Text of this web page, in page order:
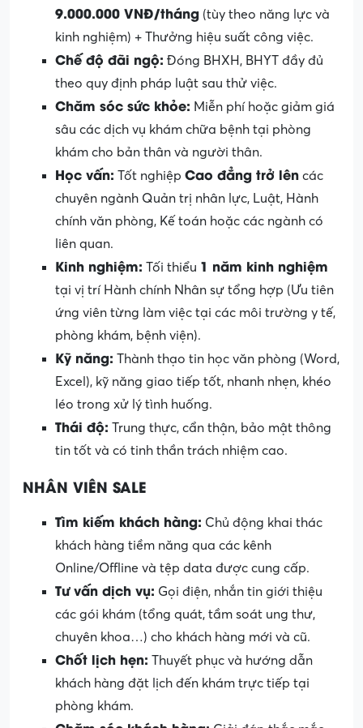
9.000.000 VNĐ/tháng (tùy theo năng lực và
kinh nghiệm) + Thưởng hiệu suất công việc.
Chế độ đãi ngộ: Đóng BHXH, BHYT đầy đủ
theo quy định pháp luật sau thử việc.
Chăm sóc sức khỏe: Miễn phí hoặc giảm giá
sâu các dịch vụ khám chữa bệnh tại phòng
khám cho bản thân và người thân.
Học vấn: Tốt nghiệp Cao đẳng trở lên các
chuyên ngành Quản trị nhân lực, Luật, Hành
chính văn phòng, Kế toán hoặc các ngành có
liên quan.
Kinh nghiệm: Tối thiểu 1 năm kinh nghiệm
tại vị trí Hành chính Nhân sự tổng hợp (Ưu tiên
ứng viên từng làm việc tại các môi trường y tế,
phòng khám, bệnh viện).
Kỹ năng: Thành thạo tin học văn phòng (Word,
Excel), kỹ năng giao tiếp tốt, nhanh nhẹn, khéo
léo trong xử lý tình huống.
Thái độ: Trung thực, cẩn thận, bảo mật thông
tin tốt và có tinh thần trách nhiệm cao.
NHÂN VIÊN SALE
Tìm kiếm khách hàng: Chủ động khai thác
khách hàng tiềm năng qua các kênh
Online/Offline và tệp data được cung cấp.
Tư vấn dịch vụ: Gọi điện, nhắn tin giới thiệu
các gói khám (tổng quát, tầm soát ung thư,
chuyên khoa…) cho khách hàng mới và cũ.
Chốt lịch hẹn: Thuyết phục và hướng dẫn
khách hàng đặt lịch đến khám trực tiếp tại
phòng khám.